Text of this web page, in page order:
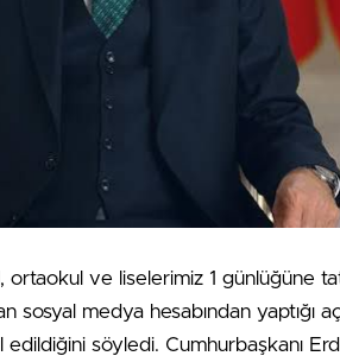
ve liselerimiz 1 günlüğüne
sosyal medya hesabından yaptığı
edildiğini söyledi. Cumhurbaşkanı